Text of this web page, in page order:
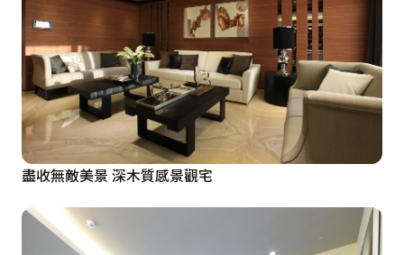
盡收無敵美景 深木質感景觀宅